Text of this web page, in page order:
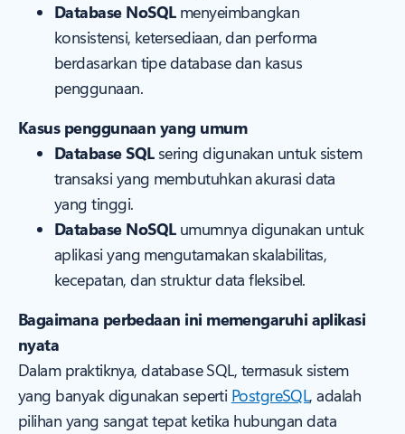
Database NoSQLmenyeimbangkan
konsistensi, ketersediaan, dan performa
berdasarkan tipe database dan kasus
penggunaan.
Kasus penggunaan yang umum
Database SQLsering digunakan untuk sistem
transaksi yang membutuhkan akurasi data
yang tinggi.
Database NoSQLumumnya digunakan untuk
aplikasi yang mengutamakan skalabilitas,
kecepatan, dan struktur data fleksibel.
Bagaimana perbedaan ini memengaruhi aplikasi
nyata
Dalam praktiknya, database SQL, termasuk sistem
yang banyak digunakan seperti PostgreSQL, adalah
pilihan yang sangat tepat ketika hubungan data